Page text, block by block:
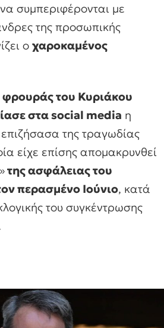
να συμπεριφέρονται με
της προσωπικής
ο χαροκαμένος
φρουράς του Κυριάκου
στα social media η
της τραγωδίας
είχε επίσης απομακρυνθεί
της ασφάλειας του
περασμένο Ιούνιο, κατά
του συγκέντρωσης